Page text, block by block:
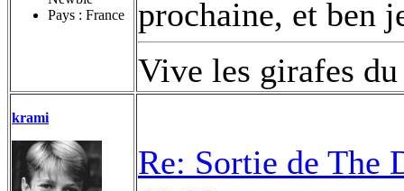
Pays : France
prochaine, et ben
Vive les girafes
krami
Re: Sortie de The